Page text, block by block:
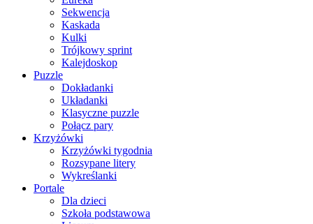
Sekwencja
Kaskada
Kulki
Trójkowy sprint
Kalejdoskop
Puzzle
Dokładanki
Układanki
Klasyczne puzzle
Połącz pary
Krzyżówki
Krzyżówki tygodnia
Rozsypane litery
Wykreślanki
Portale
Dla dzieci
Szkoła podstawowa